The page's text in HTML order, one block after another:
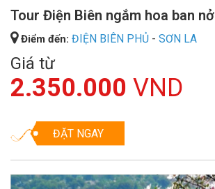
Tour Điện Biên ngắm hoa ban nở
Điểm đến: ĐIỆN BIÊN PHỦ - SƠN LA
Giá từ
2.350.000 VND
ĐẶT NGAY